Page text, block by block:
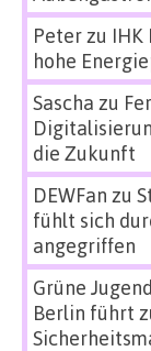
Peterzu
hohe
Sascha zu
die Zukunft
DEWFan zu
fühlt sich
angegriffen
Grüne
Berlin führt